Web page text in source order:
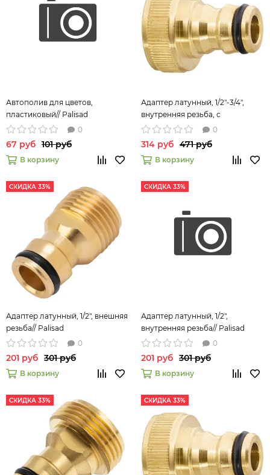
Автополив для цветов,
пластиковый// Palisad
0
67 руб 101 руб
В корзину
Адаптер латунный, 1/2"-3/4",
внутренняя резьба, с
переходником Palisad 65820
0
314 руб 471 руб
В корзину
СКИДКА 33%
Адаптер латунный, 1/2", внешняя
резьба// Palisad
0
201 руб 301 руб
В корзину
СКИДКА 33%
Адаптер латунный, 1/2",
внутренняя резьба// Palisad
0
201 руб 301 руб
В корзину
СКИДКА 33% СКИДКА 33%